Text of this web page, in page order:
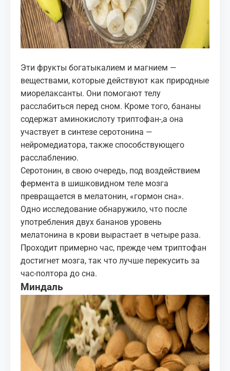
Эти фрукты богатыкалием и магнием —
веществами, которые действуют как природные
миорелаксанты. Они помогают телу
расслабиться перед сном. Кроме того, бананы
содержат аминокислоту триптофан‑,а она
участвует в синтезе серотонина —
нейромедиатора, также способствующего
расслаблению.
Серотонин, в свою очередь, под воздействием
фермента в шишковидном теле мозга
превращается в мелатонин, «гормон сна».
Одно исследование обнаружило, что после
употребления двух бананов уровень
мелатонина в крови вырастает в четыре раза.
Проходит примерно час, прежде чем триптофан
достигнет мозга, так что лучше перекусить за
час‑полтора до сна.
Миндаль